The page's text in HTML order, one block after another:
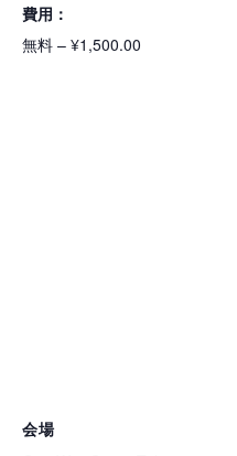
費用：
無料 – ¥1,500.00
会場